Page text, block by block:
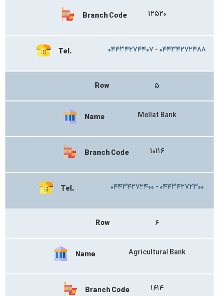
Branch Code ۱۲۵۲۰
Tel. ۰۴۴۳۴۲۷۴۴۰۷ - ۰۴۴۳۴۲۷۲۴۸۸
Row ۵
Name Mellat Bank
Branch Code ۱۰۱۱۶
Tel. ۰۴۴۳۴۲۷۲۴۰۰ - ۰۴۴۳۴۲۷۲۳۰۰
Row ۶
Name Agricultural Bank
Branch Code ۱۶۱۴